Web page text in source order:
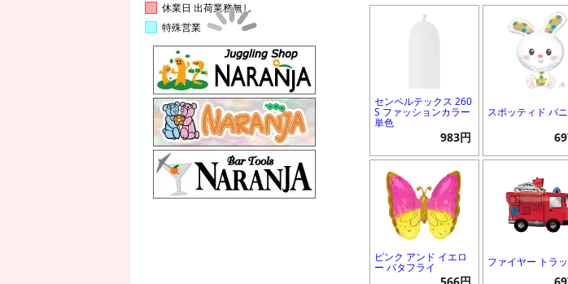
休業日 出荷業務無し
特殊営業
センペルテックス 260
S ファッションカラー
単色
983円
スポッティド バ
ピンク アンド イエロ
ー バタフライ ファイヤー トラ